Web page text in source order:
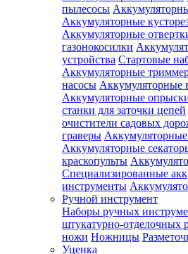
пылесосы
Аккумуляторные
Аккумуляторные
газонокосилки
устройства Стартовые
Аккумуляторные
насосы Аккумуляторные
Аккумуляторные
станки для заточки цепей
очистители садовых
граверы
Аккумуляторные
краскопульты
Специализированные
инструменты
Ручной инструмент
Наборы ручных
штукатурно-отделочных
ножи Ножницы
Уценка